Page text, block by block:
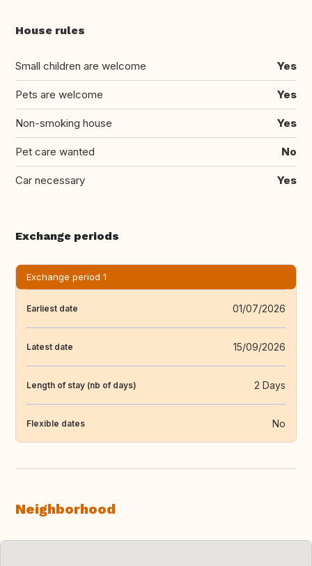
House rules
Small children are welcome Yes
Pets are welcome Yes
Non-smoking house Yes
Pet care wanted No
Car necessary Yes
Exchange periods
Exchange period 1
Earliest date 01/07/2026
Latest date 15/09/2026
Length of stay (nb of days) 2 Days
Flexible dates No
Neighborhood